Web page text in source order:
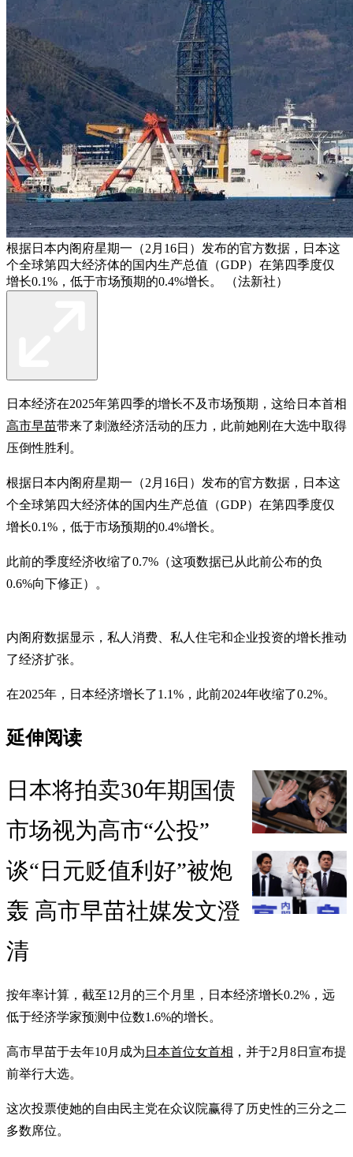
根据日本内阁府星期一（2月16日）发布的官方数据，日本这
个全球第四大经济体的国内生产总值（GDP）在第四季度仅
增长0.1%，低于市场预期的0.4%增长。 （法新社）
日本经济在2025年第四季的增长不及市场预期，这给日本首相
高市早苗带来了刺激经济活动的压力，此前她刚在大选中取得
压倒性胜利。
根据日本内阁府星期一（2月16日）发布的官方数据，日本这
个全球第四大经济体的国内生产总值（GDP）在第四季度仅
增长0.1%，低于市场预期的0.4%增长。
此前的季度经济收缩了0.7%（这项数据已从此前公布的负
0.6%向下修正）。
内阁府数据显示，私人消费、私人住宅和企业投资的增长推动
了经济扩张。
在2025年，日本经济增长了1.1%，此前2024年收缩了0.2%。
延伸阅读
日本将拍卖30年期国债
市场视为高市“公投”
谈“日元贬值利好”被炮
轰 高市早苗社媒发文澄
清
按年率计算，截至12月的三个月里，日本经济增长0.2%，远
低于经济学家预测中位数1.6%的增长。
高市早苗于去年10月成为 日本首位女首相 ，并于2月8日宣布提
前举行大选。
这次投票使她的自由民主党在众议院赢得了历史性的三分之二
多数席位。